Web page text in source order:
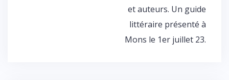
et auteurs. Un guide
littéraire présenté à
Mons le 1er juillet 23.